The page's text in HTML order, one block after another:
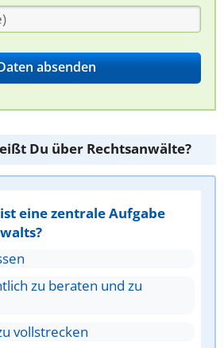
Du über Rechtsanwälte?
eine zentrale Aufgabe
zu beraten und zu
vollstrecken